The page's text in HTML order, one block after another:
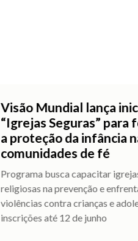
Visão Mundial lança
“Igrejas Seguras” para
a proteção da infância
comunidades de fé
Programa busca capacitar
religiosas na prevenção e
violências contra crianças e
inscrições até 12 de junho